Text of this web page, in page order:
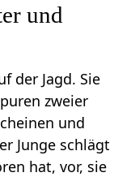
und
der Jagd. Sie
zweier
und
Junge schlägt
hat, vor, sie